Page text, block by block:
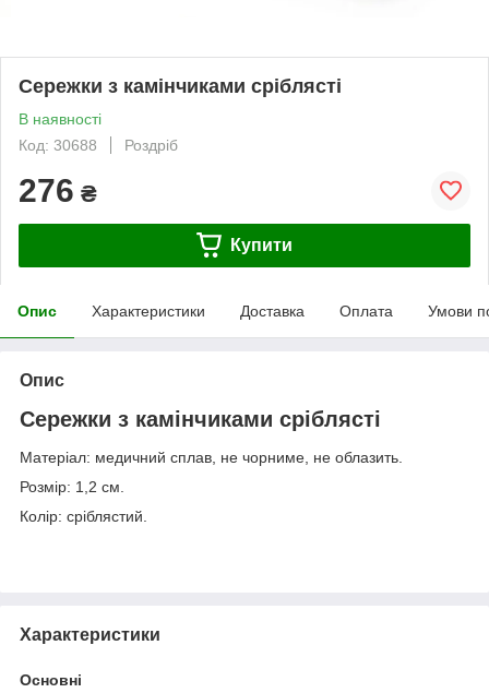
Сережки з камінчиками сріблясті
В наявності
Код: 30688
Роздріб
276 ₴
Купити
Опис Характеристики Доставка Оплата Умови
Опис
Сережки з камінчиками сріблясті
Матеріал: медичний сплав, не чорниме, не облазить.
Розмір: 1,2 см.
Колір: сріблястий.
Характеристики
Основні